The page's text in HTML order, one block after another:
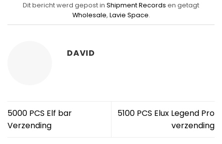
Dit bericht werd gepost in Shipment Records en getagt
Wholesale, Lavie Space.
DAVID
5000 PCS Elf bar
Verzending
5100 PCS Elux Legend Pro
verzending